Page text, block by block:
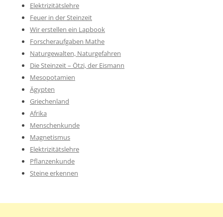
Elektrizitätslehre
Feuer in der Steinzeit
Wir erstellen ein Lapbook
Forscheraufgaben Mathe
Naturgewalten, Naturgefahren
Die Steinzeit – Ötzi, der Eismann
Mesopotamien
Ägypten
Griechenland
Afrika
Menschenkunde
Magnetismus
Elektrizitätslehre
Pflanzenkunde
Steine erkennen